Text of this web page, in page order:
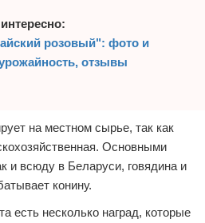
розовый": фото и
отзывы
на местном сырье, так как
Основными
и всюду в Беларуси, говядина и
конину.
есть несколько наград, которые